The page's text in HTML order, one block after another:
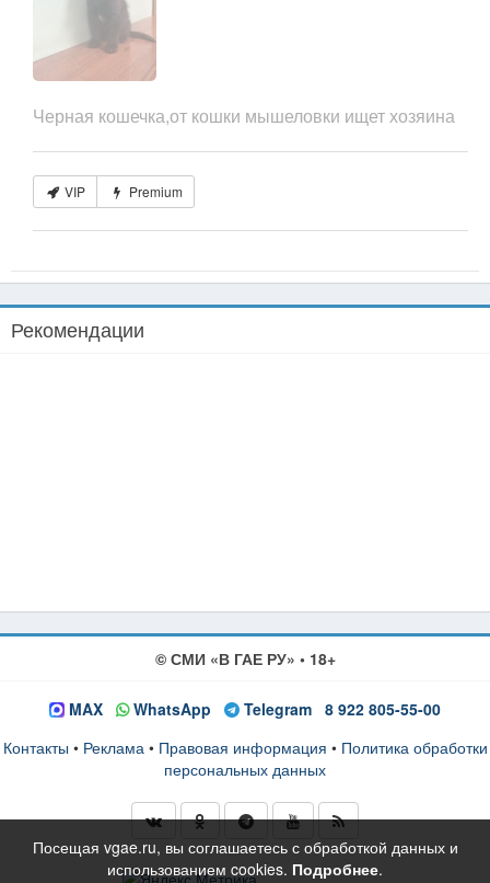
Черная кошечка,от кошки мышеловки ищет хозяина
VIP Premium
Рекомендации
© СМИ «В ГАЕ РУ» • 18+
MAX WhatsApp Telegram 8 922 805-55-00
Контакты • Реклама• Правовая информация • Политика обработки
персональных данных
Посещая vgae.ru, вы соглашаетесь с обработкой данных и
использованием cookies. Подробнее.